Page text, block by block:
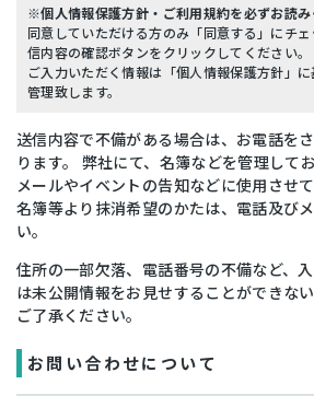
※個人情報保護方針・ご利用規約を必ずお読み
同意していただける方のみ「同意する」にチ
信内容の確認ボタンをクリックしてください。
ご入力いただく情報は「個人情報保護方針」
管理致します。
送信内容で不備がある場合は、お電話を
ります。 弊社にて、名簿などを管理して
メールやイベントの告知などに使用させ
名簿等より抹消希望のかたは、電話及び
い。
住所の一部欠落、電話番号の不備など、
は未公開情報をお見せすることができな
ご了承ください。
お問い合わせについて